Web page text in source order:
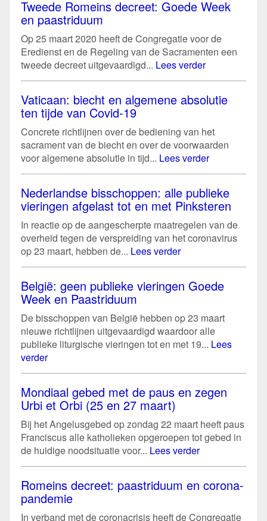
Tweede Romeins decreet: Goede Week
en paastriduum
Op 25 maart 2020 heeft de Congregatie voor de
Eredienst en de Regeling van de Sacramenten een
tweede decreet uitgevaardigd... Lees verder
Vaticaan: biecht en algemene absolutie
ten tijde van Covid-19
Concrete richtlijnen over de bediening van het
sacrament van de biecht en over de voorwaarden
voor algemene absolutie in tijd... Lees verder
Nederlandse bisschoppen: alle publieke
vieringen afgelast tot en met Pinksteren
In reactie op de aangescherpte maatregelen van de
overheid tegen de verspreiding van het coronavirus
op 23 maart, hebben de... Lees verder
België: geen publieke vieringen Goede
Week en Paastriduum
De bisschoppen van België hebben op 23 maart
nieuwe richtlijnen uitgevaardigd waardoor alle
publieke liturgische vieringen tot en met 19... Lees
verder
Mondiaal gebed met de paus en zegen
Urbi et Orbi (25 en 27 maart)
Bij het Angelusgebed op zondag 22 maart heeft paus
Franciscus alle katholieken opgeroepen tot gebed in
de huidige noodsituatie voor... Lees verder
Romeins decreet: paastriduum en corona-
pandemie
In verband met de coronacrisis heeft de Congregatie